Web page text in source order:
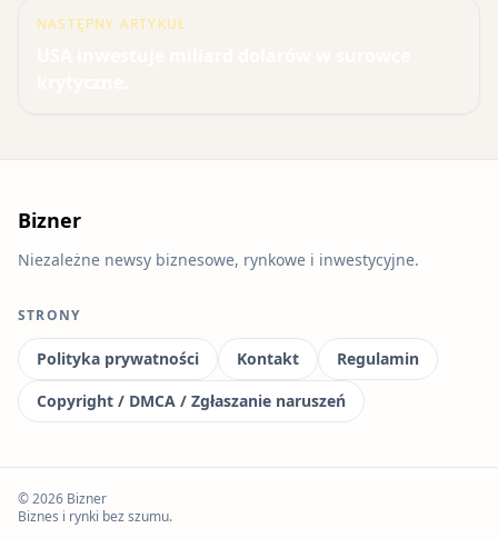
NASTĘPNY ARTYKUŁ
Bizner
Niezależne newsy biznesowe, rynkowe i inwestycyjne.
STRONY
Polityka prywatności Kontakt
Regulamin
Copyright / DMCA / Zgłaszanie naruszeń
© 2026 Bizner
Biznes i rynki bez szumu.